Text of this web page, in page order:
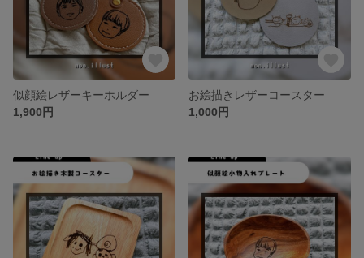
似顔絵レザーキーホルダー
1,900円
お絵描きレザーコースター
1,000円